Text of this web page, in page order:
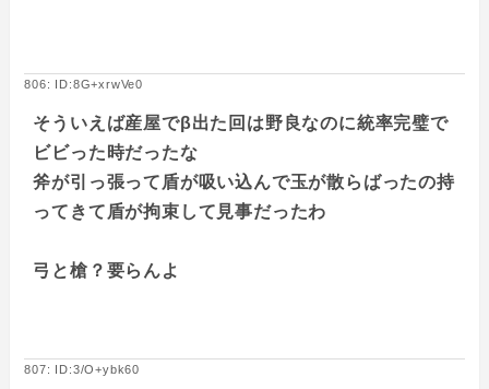
806: ID:8G+xrwVe0
そういえば産屋でβ出た回は野良なのに統率完璧で
ビビった時だったな
斧が引っ張って盾が吸い込んで玉が散らばったの持
ってきて盾が拘束して見事だったわ
弓と槍？要らんよ
807: ID:3/O+ybk60